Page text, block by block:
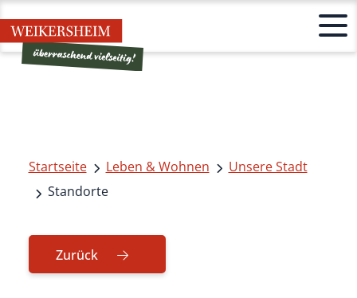
Startseite Leben & Wohnen
Unsere Stadt
Standorte
Zurück